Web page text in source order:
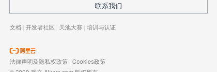
联系我们
文档 | 开发者社区 | 天池大赛 | 培训与认证
法律声明及隐私权政策 | Cookies政策